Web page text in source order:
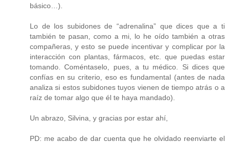
básico…).
Lo de los subidones de “adrenalina” que dices que a ti
también te pasan, como a mi, lo he oído también a otras
compañeras, y esto se puede incentivar y complicar por la
interacción con plantas, fármacos, etc. que puedas estar
tomando. Coméntaselo, pues, a tu médico. Si dices que
confías en su criterio, eso es fundamental (antes de nada
analiza si estos subidones tuyos vienen de tiempo atrás o a
raíz de tomar algo que él te haya mandado).
Un abrazo, Silvina, y gracias por estar ahí,
PD: me acabo de dar cuenta que he olvidado reenviarte el